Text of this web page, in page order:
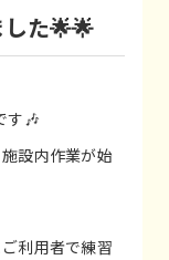
た🌟🌟
す🎶
設内作業が始
利用者で練習